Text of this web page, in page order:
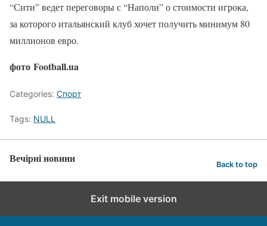
“Сити” ведет переговоры с “Наполи” о стоимости игрока,
за которого итальянский клуб хочет получить минимум 80
миллионов евро.
фото Football.ua
Categories: Спорт
Tags: NULL
Вечірні новини Back to top
Exit mobile version